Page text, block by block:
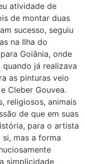
atividade de
de montar duas
sucesso, seguiu
na Ilha do
Goiânia, onde
quando já realizava
as pinturas veio
Cleber Gouvea.
religiosos, animais
de que em suas
para o artista
mas a forma
simplicidade